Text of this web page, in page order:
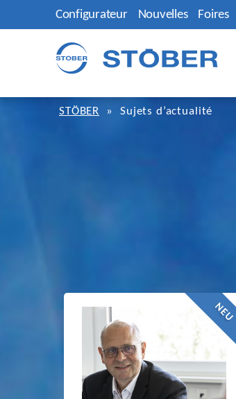
Configurateur Nouvelles Foires
STÖBER » Sujets d’actualité
NEU